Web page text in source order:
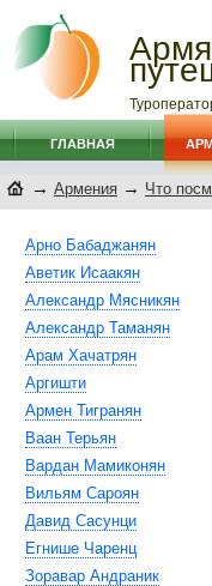
ГЛАВНАЯ
→ Армения → Что
Арно Бабаджанян
Аветик Исаакян
Александр Мясникян
Александр Таманян
Арам Хачатрян
Аргишти
Армен Тигранян
Ваан Терьян
Вардан Мамиконян
Вильям Сароян
Давид Сасунци
Егнише Чаренц
Зоравар Андраник